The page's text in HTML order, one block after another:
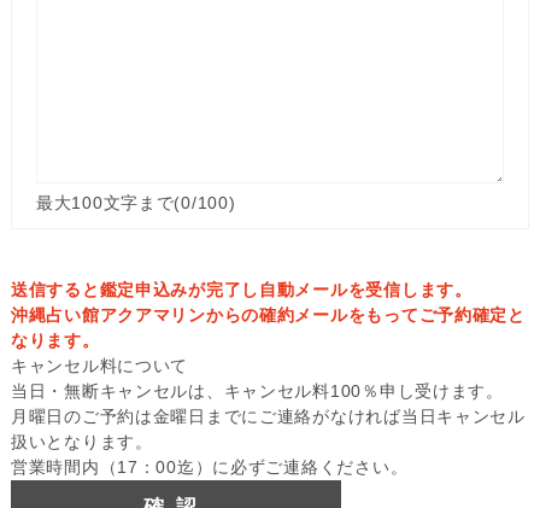
最大100文字まで(0/100)
送信すると鑑定申込みが完了し自動メールを受信します。
沖縄占い館アクアマリンからの確約メールをもってご予約確定と
なります。
キャンセル料について
当日・無断キャンセルは、キャンセル料100％申し受けます。
月曜日のご予約は金曜日までにご連絡がなければ当日キャンセル
扱いとなります。
営業時間内（17：00迄）に必ずご連絡ください。